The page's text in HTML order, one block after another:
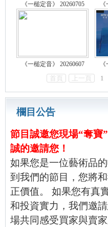
《一槌定音》 20260705
《一槌定音》 20260607
首頁 上一頁 1
欄目公告
節目誠邀您現場“奪寶
誠的邀請您！
如果您是一位藝術品
到我們的節目，您將
正價值。 如果您有真
和投資實力，我們邀
場共同感受買家與賣